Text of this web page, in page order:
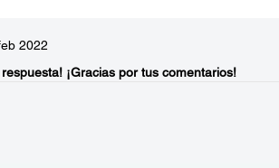
2022
¡Gracias por tus comentarios!